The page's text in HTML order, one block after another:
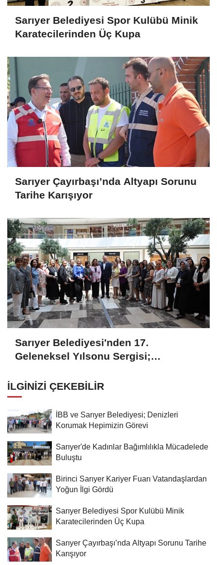
Sarıyer Belediyesi Spor Kulübü Minik
Karatecilerinden Üç Kupa
Sarıyer Çayırbaşı’nda Altyapı Sorunu
Tarihe Karışıyor
Sarıyer Belediyesi'nden 17.
Geleneksel Yılsonu Sergisi;
İLGINIZI ÇEKEBILIR
İBB ve Sarıyer Belediyesi; Denizleri
Korumak Hepimizin Görevi
Sarıyer'de Kadınlar Bağımlılıkla Mücadelede
Buluştu
Birinci Sarıyer Kariyer Fuarı Vatandaşlardan
Yoğun İlgi Gördü
Sarıyer Belediyesi Spor Kulübü Minik
Karatecilerinden Üç Kupa
Sarıyer Çayırbaşı’nda Altyapı Sorunu Tarihe
Karışıyor